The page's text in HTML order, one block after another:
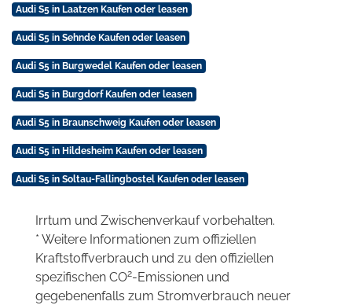
Audi S5 in Laatzen Kaufen oder leasen
Audi S5 in Sehnde Kaufen oder leasen
Audi S5 in Burgwedel Kaufen oder leasen
Audi S5 in Burgdorf Kaufen oder leasen
Audi S5 in Braunschweig Kaufen oder leasen
Audi S5 in Hildesheim Kaufen oder leasen
Audi S5 in Soltau-Fallingbostel Kaufen oder leasen
Irrtum und Zwischenverkauf vorbehalten.
* Weitere Informationen zum offiziellen
Kraftstoffverbrauch und zu den offiziellen
spezifischen CO2-Emissionen und
gegebenenfalls zum Stromverbrauch neuer